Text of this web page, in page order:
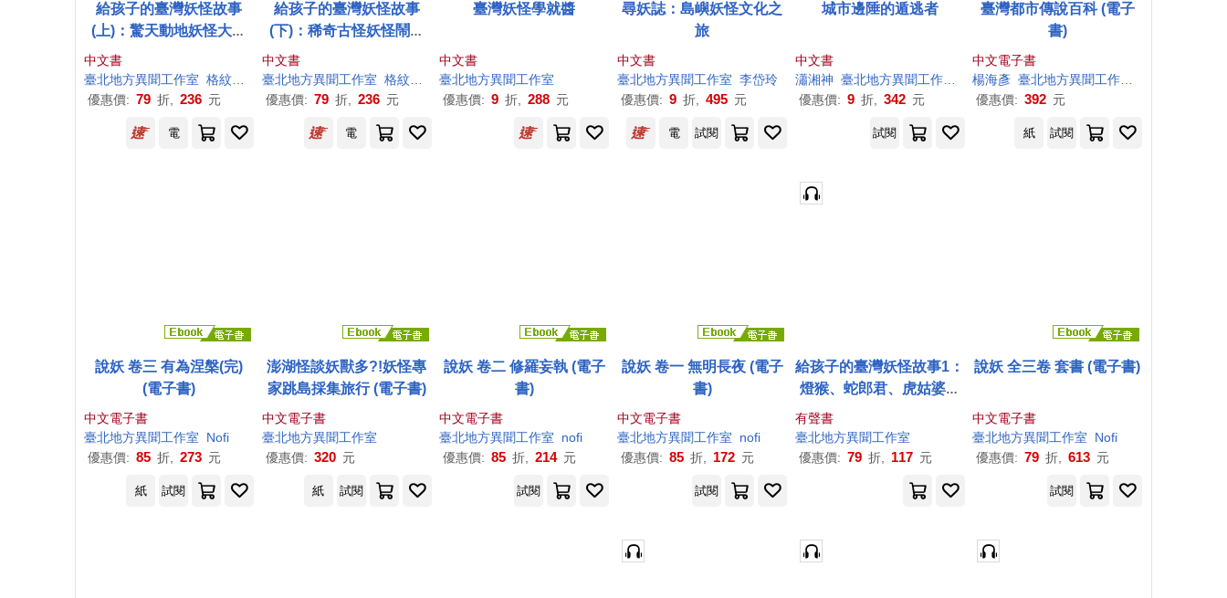
給孩子的臺灣妖怪故事
(上)：驚天動地妖怪大集
合!大自然與動物的神祕傳
說
中文書
臺北地方異聞工作室 格紋上的茶漬（莊予瀞）
優惠價: 79 折, 236 元
給孩子的臺灣妖怪故事
(下)：稀奇古怪妖怪鬧翻
天!魔神與巨怪的奇異故事
中文書
臺北地方異聞工作室 格紋上的茶漬（莊予瀞）
優惠價: 79 折, 236 元
臺灣妖怪學就醬
中文書
臺北地方異聞工作室
優惠價: 9 折, 288 元
尋妖誌：島嶼妖怪文化之
旅
中文書
臺北地方異聞工作室 李岱玲
優惠價: 9 折, 495 元
城市邊陲的遁逃者
中文書
瀟湘神 臺北地方異聞工作室 長安 青悠
優惠價: 9 折, 342 元
臺灣都市傳說百科 (電子
書)
中文電子書
楊海彥 臺北地方異聞工作室
優惠價: 392 元
電 電 電 試閱 試閱 紙 試閱
說妖 卷三 有為涅槃(完)
(電子書)
中文電子書
臺北地方異聞工作室
Nofi
優惠價: 85 折, 273 元
澎湖怪談妖獸多?!妖怪專
家跳島採集旅行 (電子書)
中文電子書
臺北地方異聞工作室
優惠價: 320 元
說妖 卷二 修羅妄執 (電子
書)
中文電子書
臺北地方異聞工作室
nofi
優惠價: 85 折, 214 元
說妖 卷一 無明長夜 (電子
書)
中文電子書
臺北地方異聞工作室
nofi
優惠價: 85 折, 172 元
給孩子的臺灣妖怪故事1：
燈猴、蛇郎君、虎姑婆的
故事(有聲書首度上市) (有
聲書)
有聲書
臺北地方異聞工作室
優惠價: 79 折, 117 元
說妖 全三卷 套書 (電子書)
中文電子書
臺北地方異聞工作室
Nofi
優惠價: 79 折, 613 元
紙 試閱 紙 試閱 試閱 試閱 試閱